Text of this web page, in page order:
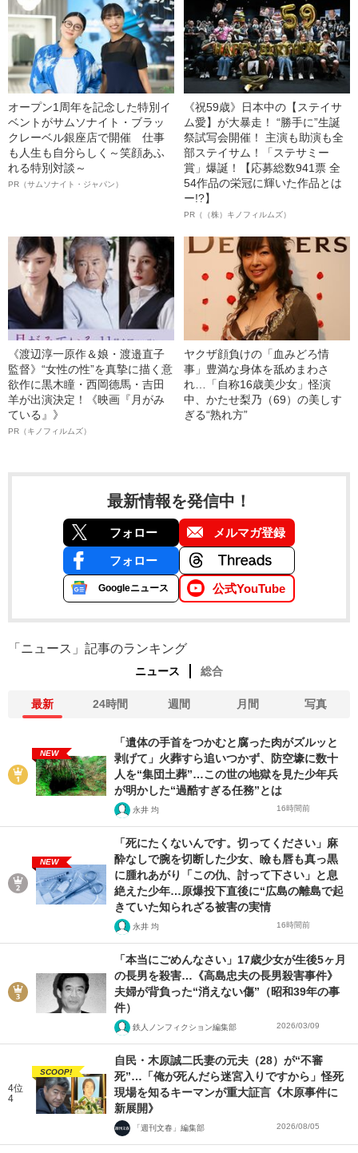
オープン1周年を記念した特別イ
ベントがサムソナイト・ブラッ
クレーベル銀座店で開催 仕事
も人生も自分らしく～笑顔あふ
れる特別対談～
PR（サムソナイト・ジャパン）
《祝59歳》日本中の【ステイサ
ム愛】が大暴走！ “勝手に”生誕
祭試写会開催！ 主演も助演も全
部ステイサム！「ステサミー
賞」爆誕！【応募総数941票 全
54作品の栄冠に輝いた作品とは
ー!?】
PR（（株）キノフィルムズ）
《渡辺淳一原作＆娘・渡邉直子
監督》“女性の性”を真摯に描く意
欲作に黒木瞳・西岡德馬・吉田
羊が出演決定！《映画『月がみ
ている』》
PR（キノフィルムズ）
ヤクザ顔負けの「血みどろ情
事」豊満な身体を舐めまわさ
れ…「自称16歳美少女」怪演
中、かたせ梨乃（69）の美しす
ぎる“熟れ方”
最新情報を発信中！
フォロー メルマガ登録
フォロー
Googleニュース 公式YouTube
「ニュース」記事のランキング
ニュース 総合
最新 24時間 週間 月間 写真
NEW
「遺体の手首をつかむと腐った肉がズルッと
剥げて」火葬すら追いつかず、防空壕に数十
人を“集団土葬”…この世の地獄を見た少年兵
が明かした“過酷すぎる任務”とは
永井 均 16時間前
NEW
「死にたくないんです。切ってください」麻
酔なしで腕を切断した少女、瞼も唇も真っ黒
に腫れあがり「この仇、討って下さい」と息
絶えた少年…原爆投下直後に“広島の離島で起
きていた知られざる被害の実情
永井 均 16時間前
「本当にごめんなさい」17歳少女が生後5ヶ月
の長男を殺害…《高島忠夫の長男殺害事件》
夫婦が背負った“消えない傷”（昭和39年の事
件）
鉄人ノンフィクション編集部 2026/03/09
4位
4
SCOOP!
自民・木原誠二氏妻の元夫（28）が“不審
死”…「俺が死んだら迷宮入りですから」怪死
現場を知るキーマンが重大証言《木原事件に
新展開》
「週刊文春」編集部 2026/08/05